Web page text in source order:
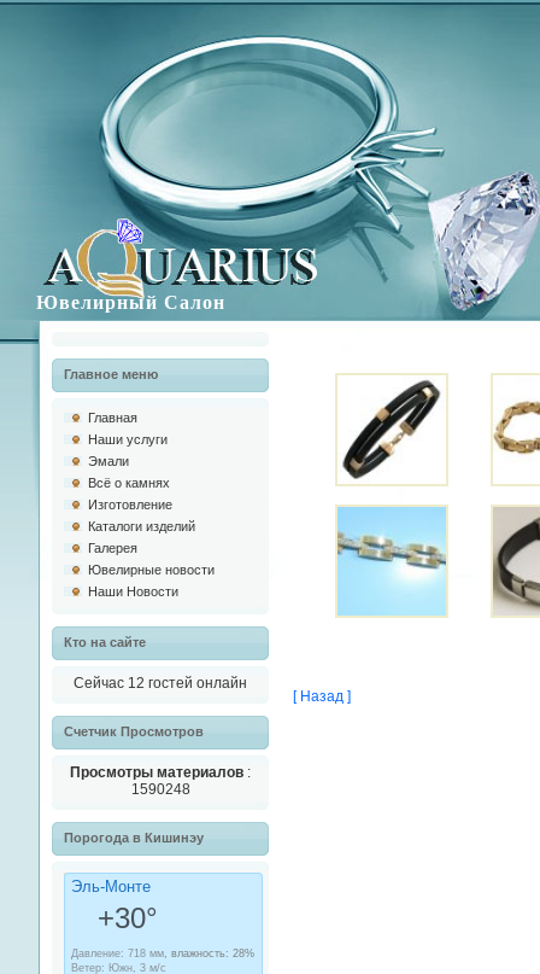
Ювелирный Салон
Главное меню
Главная
Наши услуги
Эмали
Всё о камнях
Изготовлениe
Каталоги изделий
Галерея
Ювелирные новости
Наши Новости
Кто на сайте
Сейчас 12 гостей онлайн
Cчетчик Просмотров
Просмотры материалов :
1590248
Порогода в Кишинэу
[ Назад ]